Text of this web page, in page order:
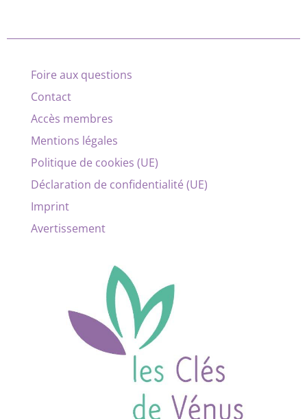
Foire aux questions
Contact
Accès membres
Mentions légales
Politique de cookies (UE)
Déclaration de confidentialité (UE)
Imprint
Avertissement